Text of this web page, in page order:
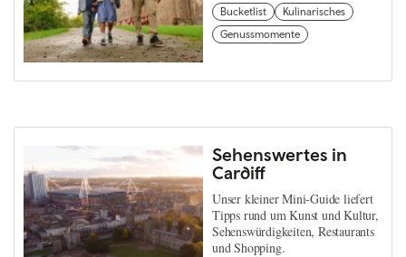
Bucketlist
Kulinarisches
Genussmomente
Sehenswertes in
Cardiff
Unser kleiner Mini-Guide liefert
Tipps rund um Kunst und Kultur,
Sehenswürdigkeiten, Restaurants
und Shopping.